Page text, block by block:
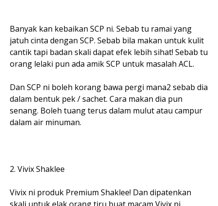
Banyak kan kebaikan SCP ni. Sebab tu ramai yang
jatuh cinta dengan SCP. Sebab bila makan untuk kulit
cantik tapi badan skali dapat efek lebih sihat! Sebab tu
orang lelaki pun ada amik SCP untuk masalah ACL.
Dan SCP ni boleh korang bawa pergi mana2 sebab dia
dalam bentuk pek / sachet. Cara makan dia pun
senang. Boleh tuang terus dalam mulut atau campur
dalam air minuman.
2. Vivix Shaklee
Vivix ni produk Premium Shaklee! Dan dipatenkan